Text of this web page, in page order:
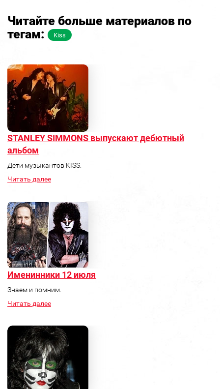
Читайте больше материалов по
тегам:
Kiss
STANLEY SIMMONS выпускают дебютный
альбом
Дети музыкантов KISS.
Читать далее
Именинники 12 июля
Знаем и помним.
Читать далее